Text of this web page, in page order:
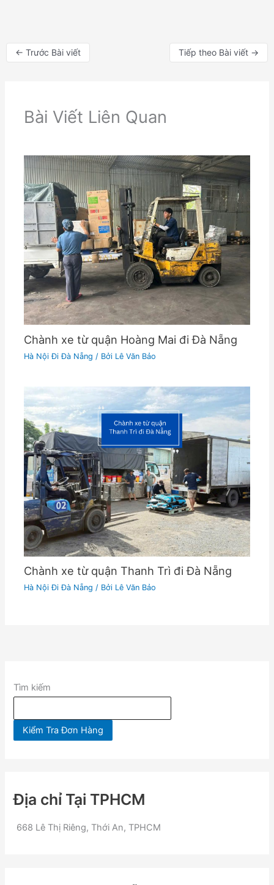
← Trước Bài viết Tiếp theo Bài viết →
Bài Viết Liên Quan
Chành xe từ quận Hoàng Mai đi Đà Nẵng
Hà Nội Đi Đà Nẵng / Bởi Lê Văn Bảo
Chành xe từ quận Thanh Trì đi Đà Nẵng
Hà Nội Đi Đà Nẵng / Bởi Lê Văn Bảo
Tìm kiếm
Kiểm Tra Đơn Hàng
Địa chỉ Tại TPHCM
668 Lê Thị Riêng, Thới An, TPHCM